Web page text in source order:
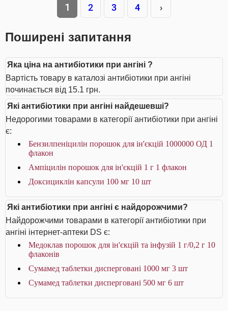
1 2 3 4 ›
Поширені запитання
Яка ціна на антибіотики при ангіні ?
Вартість товару в каталозі антибіотики при ангіні
починається від 15.1 грн.
Які антибіотики при ангіні найдешевші?
Недорогими товарами в категорії антибіотики при ангіні
є:
Бензилпеніцилін порошок для ін'єкцій 1000000 ОД 1
флакон
Ампіцилін порошок для ін'єкцій 1 г 1 флакон
Доксициклін капсули 100 мг 10 шт
Які антибіотики при ангіні є найдорожчими?
Найдорожчими товарами в категорії антибіотики при
ангіні інтернет-аптеки DS є:
Медоклав порошок для ін'єкцій та інфузій 1 г/0,2 г 10
флаконів
Сумамед таблетки дисперговані 1000 мг 3 шт
Сумамед таблетки дисперговані 500 мг 6 шт